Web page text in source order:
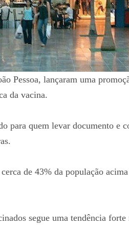
Pessoa, lançaram uma
da vacina.
para quem levar documento e
de 43% da população
segue uma tendência